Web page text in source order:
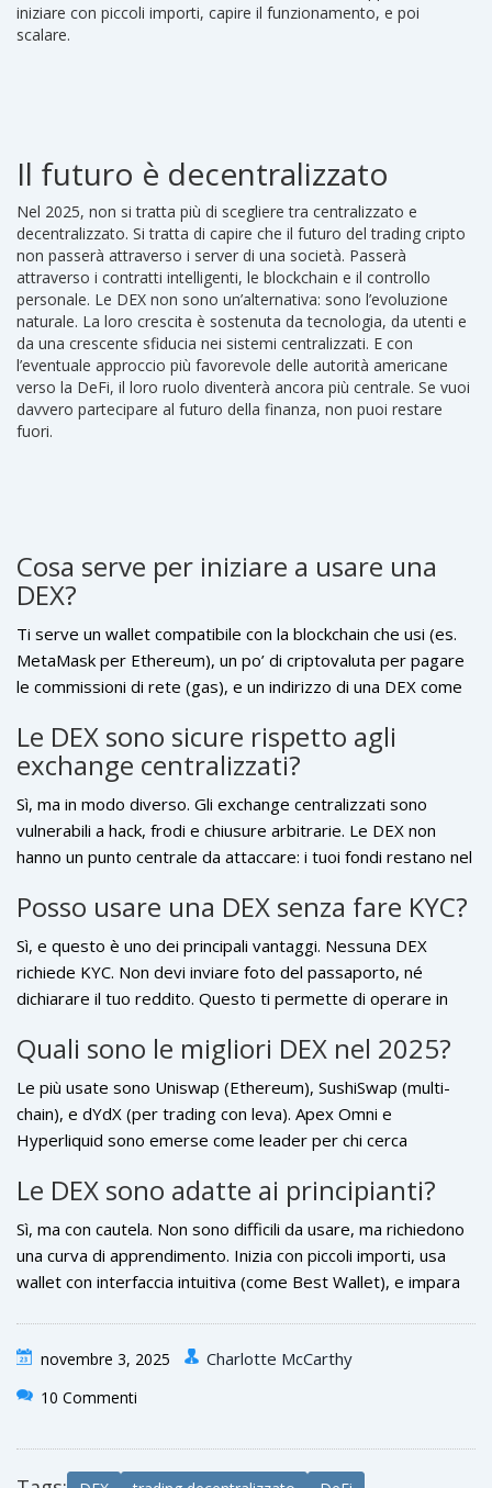
iniziare con piccoli importi, capire il funzionamento, e poi
scalare.
Il futuro è decentralizzato
Nel 2025, non si tratta più di scegliere tra centralizzato e
decentralizzato. Si tratta di capire che il futuro del trading cripto
non passerà attraverso i server di una società. Passerà
attraverso i contratti intelligenti, le blockchain e il controllo
personale. Le DEX non sono un’alternativa: sono l’evoluzione
naturale. La loro crescita è sostenuta da tecnologia, da utenti e
da una crescente sfiducia nei sistemi centralizzati. E con
l’eventuale approccio più favorevole delle autorità americane
verso la DeFi, il loro ruolo diventerà ancora più centrale. Se vuoi
davvero partecipare al futuro della finanza, non puoi restare
fuori.
Cosa serve per iniziare a usare una
DEX?
Ti serve un wallet compatibile con la blockchain che usi (es.
MetaMask per Ethereum), un po’ di criptovaluta per pagare
le commissioni di rete (gas), e un indirizzo di una DEX come
documenti. Collega il wallet, scegli il token che vuoi
scambiare, e conferma la transazione. È semplice, ma
sbagli.
Le DEX sono sicure rispetto agli
exchange centralizzati?
Sì, ma in modo diverso. Gli exchange centralizzati sono
vulnerabili a hack, frodi e chiusure arbitrarie. Le DEX non
hanno un punto centrale da attaccare: i tuoi fondi restano nel
usi una chiave privata debole, o clicchi su un link malevolo,
puoi perdere tutto. La sicurezza è nelle tue mani, non in
quelle di un’azienda.
Posso usare una DEX senza fare KYC?
Sì, e questo è uno dei principali vantaggi. Nessuna DEX
richiede KYC. Non devi inviare foto del passaporto, né
dichiarare il tuo reddito. Questo ti permette di operare in
l’unica via per accedere ai mercati cripto senza restrizioni
governative.
Quali sono le migliori DEX nel 2025?
Le più usate sono Uniswap (Ethereum), SushiSwap (multi-
chain), e dYdX (per trading con leva). Apex Omni e
Hyperliquid sono emerse come leader per chi cerca
dipende da cosa vuoi fare: scambi semplici, liquidità, o
trading professionale. Tutte funzionano senza KYC e con
controllo totale sulle tue risorse.
Le DEX sono adatte ai principianti?
Sì, ma con cautela. Non sono difficili da usare, ma richiedono
una curva di apprendimento. Inizia con piccoli importi, usa
wallet con interfaccia intuitiva (come Best Wallet), e impara
fai prove con testnet, e solo dopo passa al mainnet. La
pazienza ti salva i soldi.
novembre 3, 2025 Charlotte McCarthy
10 Commenti